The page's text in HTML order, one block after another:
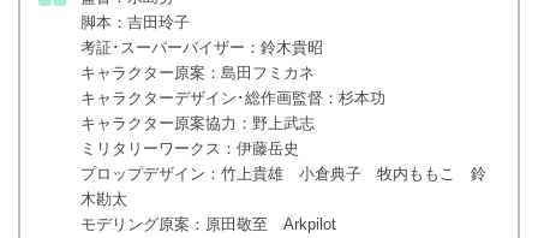
脚本：吉田玲子
考証･スーパーバイザー：鈴木貴昭
キャラクター原案：島田フミカネ
キャラクターデザイン･総作画監督：杉本功
キャラクター原案協力：野上武志
ミリタリーワークス：伊藤岳史
プロップデザイン：竹上貴雄 小倉典子 牧内ももこ 鈴
木勘太
モデリング原案：原田敬至 Arkpilot